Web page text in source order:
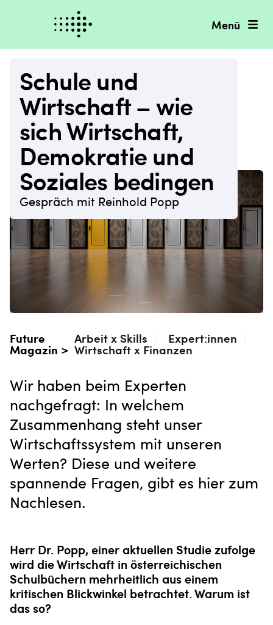
Menü
Schule und
Wirtschaft – wie
sich Wirtschaft,
Demokratie und
Soziales bedingen
Gespräch mit Reinhold Popp
Future
Magazin >
Arbeit x Skills Expert:innen
Wirtschaft x Finanzen
Wir haben beim Experten
nachgefragt: In welchem
Zusammenhang steht unser
Wirtschaftssystem mit unseren
Werten? Diese und weitere
spannende Fragen, gibt es hier zum
Nachlesen.
Herr Dr. Popp, einer aktuellen Studie zufolge
wird die Wirtschaft in österreichischen
Schulbüchern mehrheitlich aus einem
kritischen Blickwinkel betrachtet. Warum ist
das so?